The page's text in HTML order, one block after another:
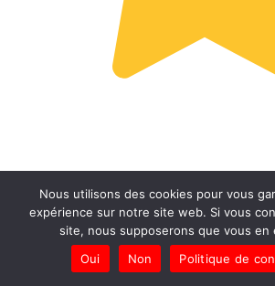
Nous utilisons des cookies pour vous
expérience sur notre site web. Si vous
site, nous supposerons que vous en
Oui
Non Politique de